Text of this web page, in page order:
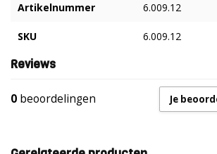
Artikelnummer 6.009.12
SKU 6.009.12
Reviews
0 beoordelingen Je